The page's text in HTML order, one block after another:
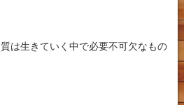
は生きていく中で必要不可欠なもの